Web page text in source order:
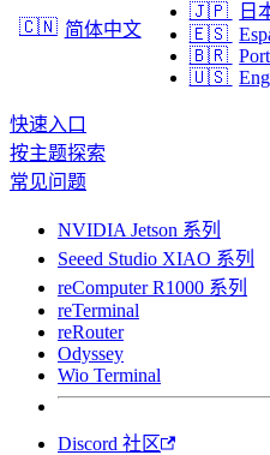
🇨🇳 简体中文
🇯🇵
日
🇪🇸
🇧🇷
🇺🇸
快速入口
按主题探索
常见问题
NVIDIA Jetson 系列
Seeed Studio XIAO 系列
reComputer R1000 系列
reTerminal
reRouter
Odyssey
Wio Terminal
Discord 社区